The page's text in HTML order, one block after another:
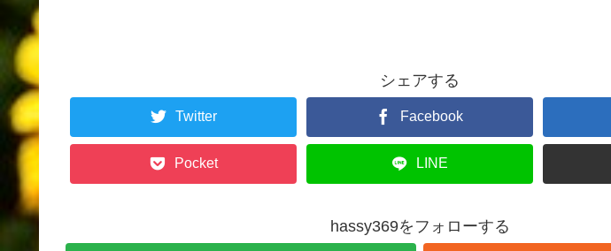
シェアする
Twitter Facebook
Pocket LINE
hassy369をフォローする